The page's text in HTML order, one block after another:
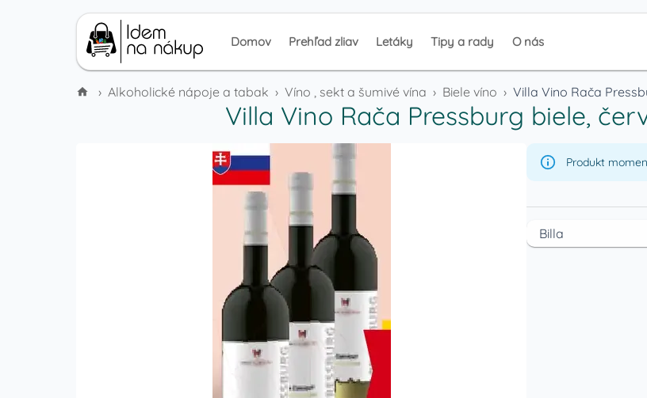
Domov Prehľad zliav Letáky Tipy a rady O nás
› Alkoholické nápoje a tabak › Víno , sekt a šumivé vína › Biele víno › Villa Vino Rača
Villa Vino Rača Pressburg biele,
Produkt
Billa